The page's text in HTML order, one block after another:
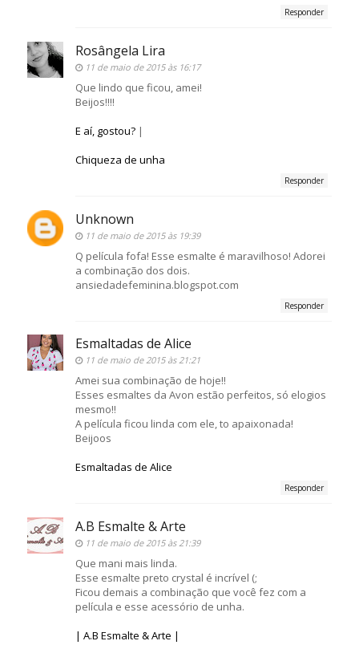
Responder
Rosângela Lira
11 de maio de 2015 às 16:17
Que lindo que ficou, amei!
Beijos!!!!
E aí, gostou?|
Chiqueza de unha
Responder
Unknown
11 de maio de 2015 às 19:39
Q película fofa! Esse esmalte é maravilhoso! Adorei
a combinação dos dois.
ansiedadefeminina.blogspot.com
Responder
Esmaltadas de Alice
11 de maio de 2015 às 21:21
Amei sua combinação de hoje!!
Esses esmaltes da Avon estão perfeitos, só elogios
mesmo!!
A película ficou linda com ele, to apaixonada!
Beijoos
Esmaltadas de Alice
Responder
A.B Esmalte & Arte
11 de maio de 2015 às 21:39
Que mani mais linda.
Esse esmalte preto crystal é incrível (;
Ficou demais a combinação que você fez com a
película e esse acessório de unha.
| A.B Esmalte & Arte |